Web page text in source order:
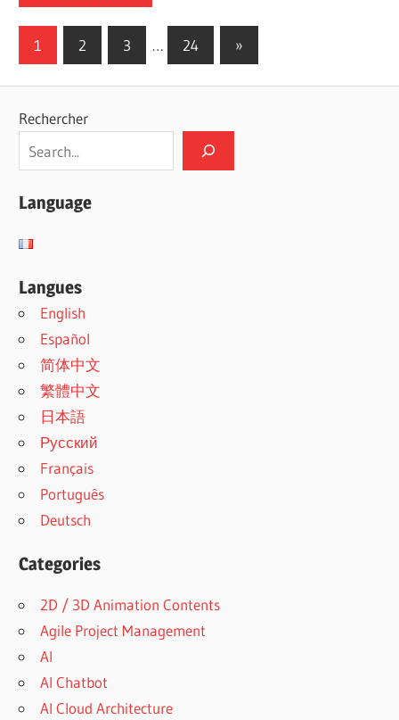
Pagination
publications
1 2 3 … 24
Next
Posts
»
Rechercher
Language
Langues
English
Español
简体中文
繁體中文
日本語
Русский
Français
Português
Deutsch
Categories
2D / 3D Animation Contents
Agile Project Management
AI
AI Chatbot
AI Cloud Architecture